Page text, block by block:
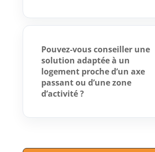
Pouvez-vous conseiller une
solution adaptée à un
logement proche d’un axe
passant ou d’une zone
d’activité ?